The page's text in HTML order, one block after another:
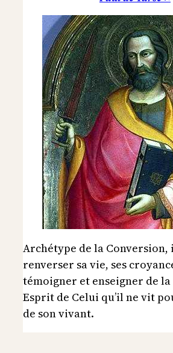
Archétype de la Conversion,
renverser sa vie, ses
témoigner et enseigner de la
Esprit de Celui qu’il ne vit
de son vivant.